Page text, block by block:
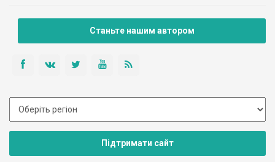
Станьте нашим автором
Підтримати сайт